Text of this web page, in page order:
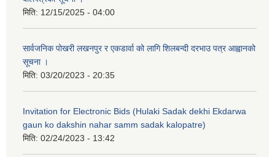
मिति: 12/15/2025 - 04:00
सार्वजनिक पोखरी लखनपुर र एकडार्वा को लागि शिलबन्दी दरभाउ पत्र आह्वानको
सूचना ।
मिति: 03/20/2023 - 20:35
Invitation for Electronic Bids (Hulaki Sadak dekhi Ekdarwa
gaun ko dakshin nahar samm sadak kalopatre)
मिति: 02/24/2023 - 13:42